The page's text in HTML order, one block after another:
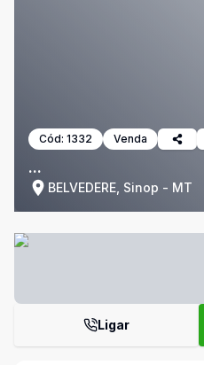
Cód: 1332 Venda
...
BELVEDERE, Sinop - MT
Ligar